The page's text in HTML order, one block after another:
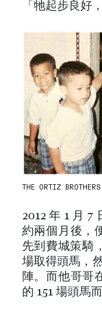
「牠起步良好
THE ORTIZ
2012 年 1 月 7
約兩個月後，
先到費城策騎
場取得頭馬，
陣。而他哥哥
的 151 場頭馬